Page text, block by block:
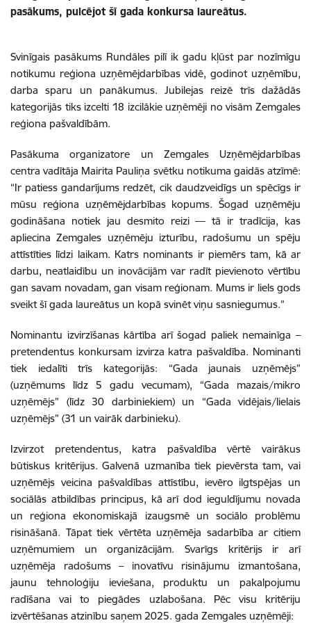
pasākums, pulcējot šī gada konkursa laureātus.
Svinīgais pasākums Rundāles pilī ik gadu kļūst par nozīmīgu
notikumu reģiona uzņēmējdarbības vidē, godinot uzņēmību,
darba sparu un panākumus. Jubilejas reizē trīs dažādās
kategorijās tiks izcelti 18 izcilākie uzņēmēji no visām Zemgales
reģiona pašvaldībām.
Pasākuma organizatore un Zemgales Uzņēmējdarbības
centra vadītāja Mairita Pauliņa svētku notikuma gaidās atzīmē:
“Ir patiess gandarījums redzēt, cik daudzveidīgs un spēcīgs ir
mūsu reģiona uzņēmējdarbības kopums. Šogad uzņēmēju
godināšana notiek jau desmito reizi — tā ir tradīcija, kas
apliecina Zemgales uzņēmēju izturību, radošumu un spēju
attīstīties līdzi laikam. Katrs nominants ir piemērs tam, kā ar
darbu, neatlaidību un inovācijām var radīt pievienoto vērtību
gan savam novadam, gan visam reģionam. Mums ir liels gods
sveikt šī gada laureātus un kopā svinēt viņu sasniegumus.”
Nominantu izvirzīšanas kārtība arī šogad paliek nemainīga –
pretendentus konkursam izvirza katra pašvaldība. Nominanti
tiek iedalīti trīs kategorijās: “Gada jaunais uzņēmējs”
(uzņēmums līdz 5 gadu vecumam), “Gada mazais/mikro
uzņēmējs” (līdz 30 darbiniekiem) un “Gada vidējais/lielais
uzņēmējs” (31 un vairāk darbinieku).
Izvirzot pretendentus, katra pašvaldība vērtē vairākus
būtiskus kritērijus. Galvenā uzmanība tiek pievērsta tam, vai
uzņēmējs veicina pašvaldības attīstību, ievēro ilgtspējas un
sociālās atbildības principus, kā arī dod ieguldījumu novada
un reģiona ekonomiskajā izaugsmē un sociālo problēmu
risināšanā. Tāpat tiek vērtēta uzņēmēja sadarbība ar citiem
uzņēmumiem un organizācijām. Svarīgs kritērijs ir arī
uzņēmēja radošums – inovatīvu risinājumu izmantošana,
jaunu tehnoloģiju ieviešana, produktu un pakalpojumu
radīšana vai to piegādes uzlabošana. Pēc visu kritēriju
izvērtēšanas atzinību saņem 2025. gada Zemgales uzņēmēji: